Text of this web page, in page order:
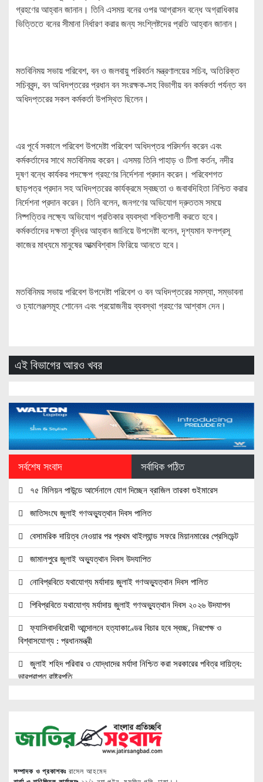
গ্রহণের আহ্বান জানান। তিনি এসময় বনের ওপর আগ্রাসন বন্ধে অগ্রাধিকার
ভিত্তিতে বনের সীমানা নির্ধারণ করার জন্য সংশ্লিষ্টদের প্রতি আহ্বান জানান।
মতবিনিময় সভায় পরিবেশ, বন ও জলবায়ু পরিবর্তন মন্ত্রণালয়ের সচিব, অতিরিক্ত
সচিববৃন্দ, বন অধিদপ্তরের প্রধান বন সংরক্ষক-সহ বিভাগীয় বন কর্মকর্তা পর্যন্ত বন
অধিদপ্তরের সকল কর্মকর্তা উপস্থিত ছিলেন।
এর পূর্বে সকালে পরিবেশ উপদেষ্টা পরিবেশ অধিদপ্তর পরিদর্শন করেন এবং
কর্মকর্তাদের সাথে মতবিনিময় করেন। এসময় তিনি পাহাড় ও টিলা কর্তন, নদীর
দূষণ বন্ধে কার্যকর পদক্ষেপ গ্রহণের নির্দেশনা প্রদান করেন। পরিবেশগত
ছাড়পত্র প্রদান সহ অধিদপ্তরের কার্যক্রমে স্বচ্ছতা ও জবাবদিহিতা নিশ্চিত করার
নির্দেশনা প্রদান করেন। তিনি বলেন, জনগণের অভিযোগ দ্রুততম সময়ে
নিষ্পত্তির লক্ষ্যে অভিযোগ প্রতিকার ব্যবস্থা শক্তিশালী করতে হবে।
কর্মকর্তাদের দক্ষতা বৃদ্ধির আহ্বান জানিয়ে উপদেষ্টা বলেন, দৃশ্যমান ফলপ্রসূ
কাজের মাধ্যমে মানুষের আত্মবিশ্বাস ফিরিয়ে আনতে হবে।
মতবিনিময় সভায় পরিবেশ উপদেষ্টা পরিবেশ ও বন অধিদপ্তরের সমস্যা, সম্ভাবনা
ও চ্যালেঞ্জসমূহ শোনেন এবং প্রয়োজনীয় ব্যবস্থা গ্রহণের আশ্বাস দেন।
এই বিভাগের আরও খবর
সর্বশেষ সংবাদ সর্বাধিক পঠিত
৭৫ মিলিয়ন পাউন্ডে আর্সেনালে যোগ দিচ্ছেন ব্রাজিল তারকা গুইমারেস
জাতিসংঘে জুলাই গণঅভ্যুত্থান দিবস পালিত
বেসামরিক দায়িত্ব নেওয়ার পর প্রথম থাইল্যান্ড সফরে মিয়ানমারের প্রেসিডেন্ট
জামালপুরে জুলাই অভ্যুত্থান দিবস উদযাপিত
নোবিপ্রবিতে যথাযোগ্য মর্যাদায় জুলাই গণঅভ্যুত্থান দিবস পালিত
পিবিপ্রবিতে যথাযোগ্য মর্যাদায় জুলাই গণঅভ্যুত্থান দিবস ২০২৬ উদযাপন
ফ্যাসিবাদবিরোধী আন্দোলনে হত্যাকাণ্ডের বিচার হবে স্বচ্ছ, নিরপেক্ষ ও
বিশ্বাসযোগ্য : প্রধানমন্ত্রী
জুলাই শহিদ পরিবার ও যোদ্ধাদের মর্যাদা নিশ্চিত করা সরকারের পবিত্র দায়িত্ব:
ভারপ্রাপ্ত রাষ্ট্রপতি
উচ্চশিক্ষার দ্বার খুলতে ‘ওভারসীজ এডুকেয়ার’ ও ‘এডু উইংস হাব’-এর নতুন
যাত্রা
সম্পাদক ও প্রকাশকঃ রাসেল আহমেদ